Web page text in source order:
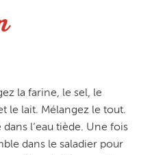
la farine, le sel, le
le lait. Mélangez le tout.
dans l’eau tiède. Une fois
dans le saladier pour